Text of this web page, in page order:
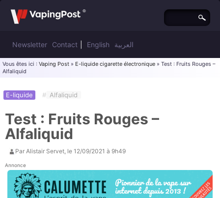
Newsletter Contact English العربية
Vous êtes ici : Vaping Post » E-liquide cigarette électronique » Test : Fruits Rouges –
Alfaliquid
Test : Fruits Rouges –
Alfaliquid
E-liquide # Alfaliquid
Par Alistair Servet, le 12/09/2021 à 9h49
Annonce